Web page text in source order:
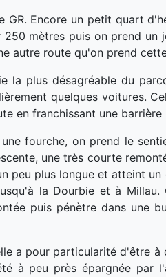
GR. Encore un petit quart
mètres puis on prend
autre route qu'on prend
la plus désagréable du
quelques voitures.
en franchissant une
fourche, on prend le
une très courte
peu plus longue et atteint
la Dourbie et à
puis pénètre dans une
a pour particularité d'être
à peu près épargnée par